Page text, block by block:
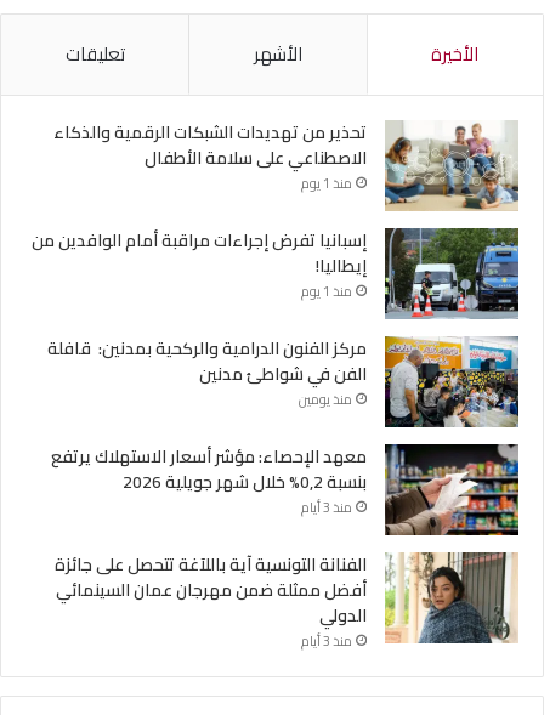
الأخيرة الأشهر تعليقات
تحذير من تهديدات الشبكات الرقمية والذكاء
الاصطناعي على سلامة الأطفال
منذ 1 يوم
إسبانيا تفرض إجراءات مراقبة أمام الوافدين من
إيطاليا!
منذ 1 يوم
مركز الفنون الدرامية والركحية بمدنين: قافلة
الفن في شواطئ مدنين
منذ يومين
معهد الإحصاء: مؤشر أسعار الاستهلاك يرتفع
بنسبة 0,2% خلال شهر جويلية 2026
منذ 3 أيام
الفنانة التونسية آية باللآغة تتحصل على جائزة
أفضل ممثلة ضمن مهرجان عمان السينمائي
الدولي
منذ 3 أيام